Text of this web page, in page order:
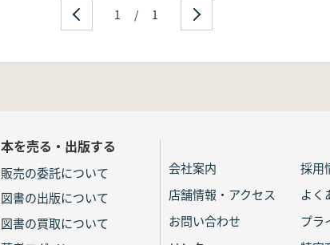
1 / 1
本を売る・出版する
販売の委託について
図書の出版について
図書の買取について
会社案内
採用
店舗情報・アクセス
よく
お問い合わせ
プラ